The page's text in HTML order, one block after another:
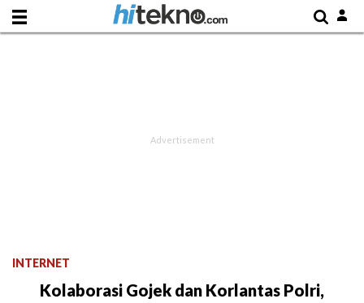
INTERNET
Kolaborasi Gojek dan Korlantas Polri,